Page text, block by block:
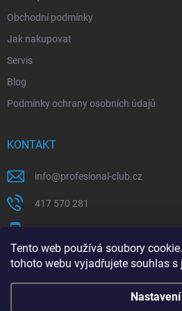
Tento web používá soubory
tohoto webu vyjadřujete souhlas
Nastavení
Obchodní podmínky
Jak nakupovat
Servis
Blog
Podmínky ochrany osobních údajů
KONTAKT
info@profesional-club.cz
417 570 281
Milwaukee